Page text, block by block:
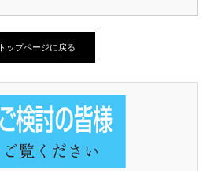
トップページに戻る